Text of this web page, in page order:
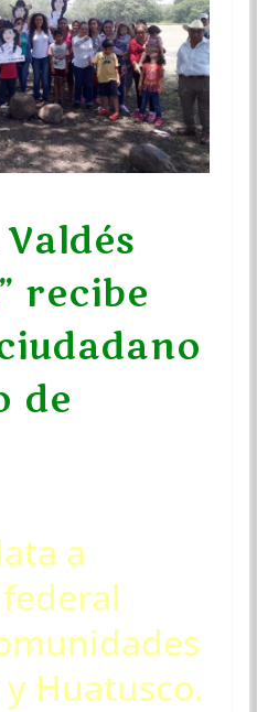
recibe
de
a
Huatusco.